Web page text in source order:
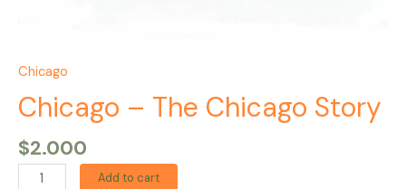
Chicago
Chicago – The Chicago Story
$2.000
Add to cart